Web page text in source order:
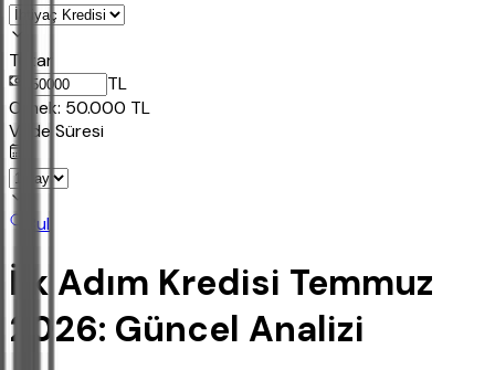
Tutar
TL
Ornek: 50.000 TL
Vade Süresi
Bul
İlk Adım Kredisi Temmuz
2026: Güncel Analizi